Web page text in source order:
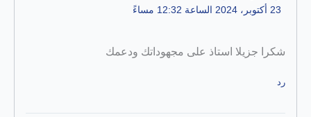
23 أكتوبر، 2024 الساعة 12:32 مساءً
شكرا جزيلا استاذ على مجهوداتك ودعمك
رد